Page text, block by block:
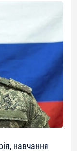
навчання